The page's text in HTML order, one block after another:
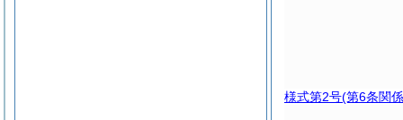
様式第2号(第6条関